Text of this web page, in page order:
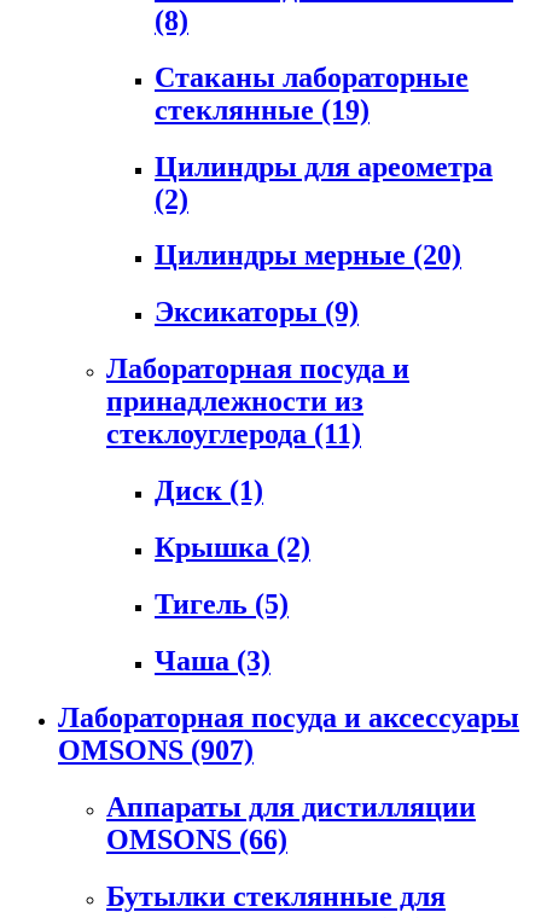
(8)
Стаканы лабораторные
стеклянные (19)
Цилиндры для ареометра
(2)
Цилиндры мерные (20)
Эксикаторы (9)
Лабораторная посуда и
принадлежности из
стеклоуглерода (11)
Диск (1)
Крышка (2)
Тигель (5)
Чаша (3)
Лабораторная посуда и аксессуары
OMSONS (907)
Аппараты для дистилляции
OMSONS (66)
Бутылки стеклянные для